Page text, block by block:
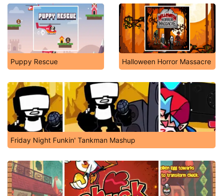
Puppy Rescue Halloween Horror Massacre
Friday Night Funkin' Tankman Mashup